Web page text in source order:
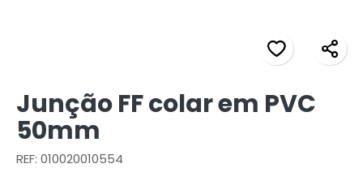
Junção FF colar em PVC
50mm
REF: 010020010554